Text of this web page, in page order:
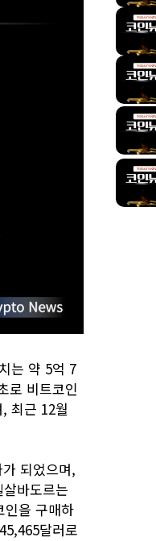
는 약 5억 7
로 비트코인
최근 12월
되었으며,
바도르는
인을 구매하
달러로